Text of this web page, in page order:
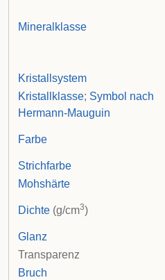
Mineralklasse
Kristallsystem
Kristallklasse; Symbol nach
Hermann-Mauguin
Farbe
Strichfarbe
Mohshärte
Dichte (g/cm3)
Glanz
Transparenz
Bruch